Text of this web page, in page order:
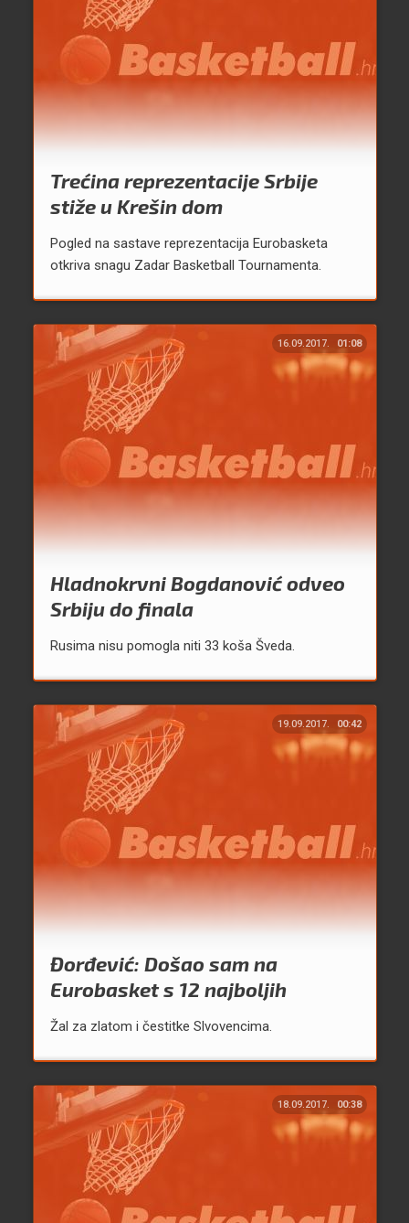
Trećina reprezentacije Srbije
stiže u Krešin dom
Pogled na sastave reprezentacija Eurobasketa
otkriva snagu Zadar Basketball Tournamenta.
16.09.2017. 01:08
Hladnokrvni Bogdanović odveo
Srbiju do finala
Rusima nisu pomogla niti 33 koša Šveda.
19.09.2017. 00:42
Đorđević: Došao sam na
Eurobasket s 12 najboljih
Žal za zlatom i čestitke Slvovencima.
18.09.2017. 00:38